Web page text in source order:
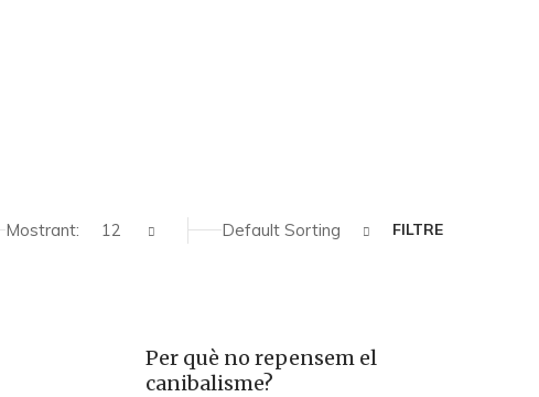
FILTRE
Default Sorting
Mostrant: 12
Per què no repensem el
canibalisme?